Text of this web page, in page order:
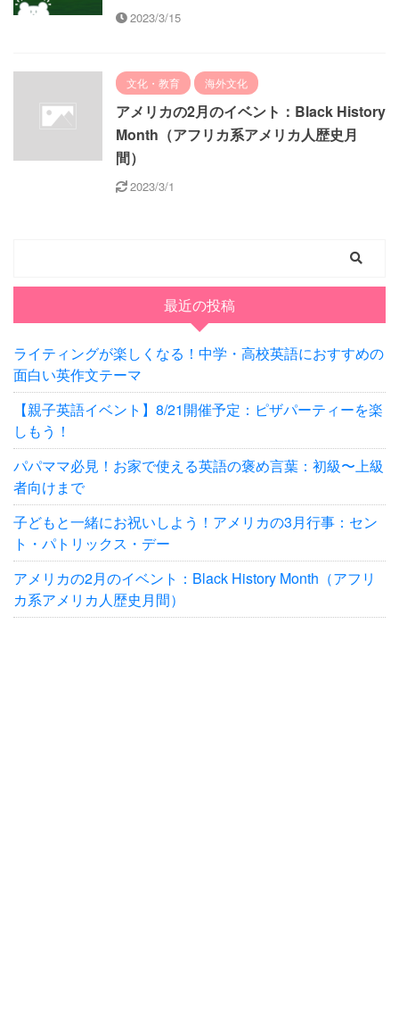
2023/3/15
文化・教育 海外文化
アメリカの2月のイベント：Black History
Month（アフリカ系アメリカ人歴史月
間）
2023/3/1
最近の投稿
ライティングが楽しくなる！中学・高校英語におすすめの
面白い英作文テーマ
【親子英語イベント】8/21開催予定：ピザパーティーを楽
しもう！
パパママ必見！お家で使える英語の褒め言葉：初級〜上級
者向けまで
子どもと一緒にお祝いしよう！アメリカの3月行事：セン
ト・パトリックス・デー
アメリカの2月のイベント：Black History Month（アフリ
カ系アメリカ人歴史月間）